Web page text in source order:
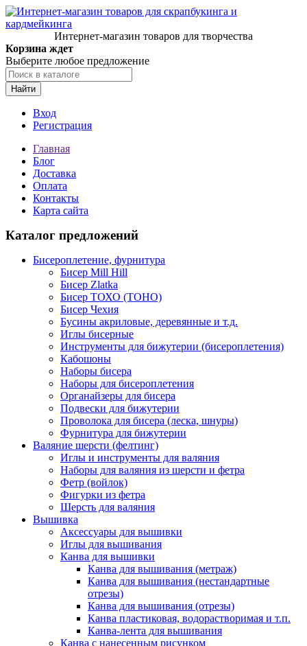
Интернет-магазин товаров для творчества
Корзина ждет
Выберите любое предложение
Найти
Вход
Регистрация
Главная
Блог
Доставка
Оплата
Контакты
Карта сайта
Каталог предложений
Бисероплетение, фурнитура
Бисер Mill Hill
Бисер Zlatka
Бисер ТОХО (TOHO)
Бисер Чехия
Бусины акриловые, деревянные и т.д.
Иглы бисерные
Инструменты для бижутерии (бисероплетения)
Кабошоны
Наборы бисера
Наборы для бисероплетения
Органайзеры для бисера
Подвески для бижутерии
Проволока для бисера (леска, шнуры)
Фурнитура для бижутерии
Валяние шерсти (фелтинг)
Иглы и инструменты для валяния
Наборы для валяния из шерсти и фетра
Фетр (войлок)
Фигурки из фетра
Шерсть для валяния
Вышивка
Аксессуары для вышивки
Иглы для вышивания
Канва для вышивки
Канва для вышивания (метраж)
Канва для вышивания (нестандартные
отрезы)
Канва для вышивания (отрезы)
Канва пластиковая, водорастворимая и т.п.
Канва-лента для вышивания
Канва с нанесенным рисунком